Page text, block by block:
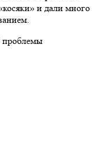
и дали много
проблемы